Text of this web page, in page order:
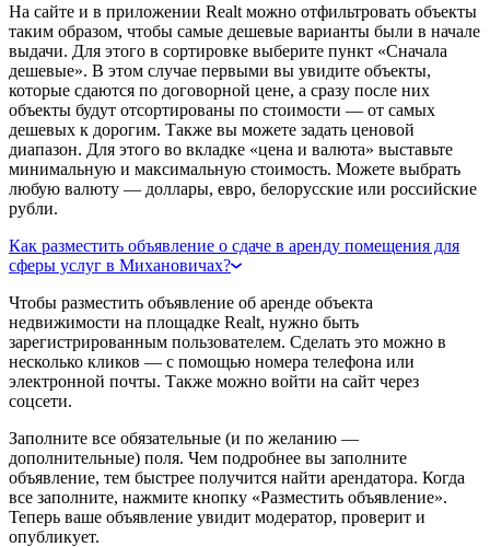
На сайте и в приложении Realt можно отфильтровать объекты
таким образом, чтобы самые дешевые варианты были в начале
выдачи. Для этого в сортировке выберите пункт «Сначала
дешевые». В этом случае первыми вы увидите объекты,
которые сдаются по договорной цене, а сразу после них
объекты будут отсортированы по стоимости — от самых
дешевых к дорогим. Также вы можете задать ценовой
диапазон. Для этого во вкладке «цена и валюта» выставьте
минимальную и максимальную стоимость. Можете выбрать
любую валюту — доллары, евро, белорусские или российские
рубли.
Как разместить объявление о сдаче в аренду помещения для
сферы услуг в Михановичах?
Чтобы разместить объявление об аренде объекта
недвижимости на площадке Realt, нужно быть
зарегистрированным пользователем. Сделать это можно в
несколько кликов — с помощью номера телефона или
электронной почты. Также можно войти на сайт через
соцсети.
Заполните все обязательные (и по желанию —
дополнительные) поля. Чем подробнее вы заполните
объявление, тем быстрее получится найти арендатора. Когда
все заполните, нажмите кнопку «Разместить объявление».
Теперь ваше объявление увидит модератор, проверит и
опубликует.